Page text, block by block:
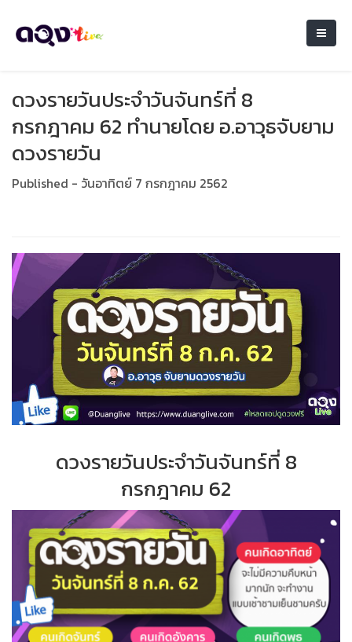
ดวงรายวันประจำวันจันทร์ที่ 8
กรกฎาคม 62 ทำนายโดย อ.อาวุธจับยาม
ดวงรายวัน
Published - วันอาทิตย์ 7 กรกฎาคม 2562
ดวงรายวันประจำวันจันทร์ที่ 8
กรกฎาคม 62